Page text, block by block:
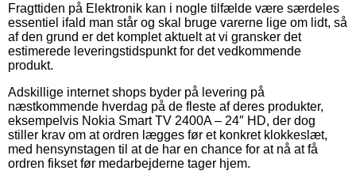
Fragttiden på Elektronik kan i nogle tilfælde være særdeles
essentiel ifald man står og skal bruge varerne lige om lidt, så
af den grund er det komplet aktuelt at vi gransker det
estimerede leveringstidspunkt for det vedkommende
produkt.
Adskillige internet shops byder på levering på
næstkommende hverdag på de fleste af deres produkter,
eksempelvis Nokia Smart TV 2400A – 24″ HD, der dog
stiller krav om at ordren lægges før et konkret klokkeslæt,
med hensynstagen til at de har en chance for at nå at få
ordren fikset før medarbejderne tager hjem.